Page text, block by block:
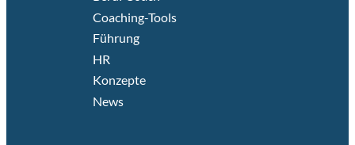
Coaching-Tools
Führung
HR
Konzepte
News